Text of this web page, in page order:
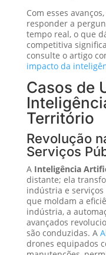
Com esses
responder a
tempo real, o que
competitiva
consulte o artigo
impacto da
Casos de
Território
Revolução
Serviços
A Inteligência
distante; ela
indústria e
que moldam a
indústria, a
avançados
são conduzidas. A
drones equipados